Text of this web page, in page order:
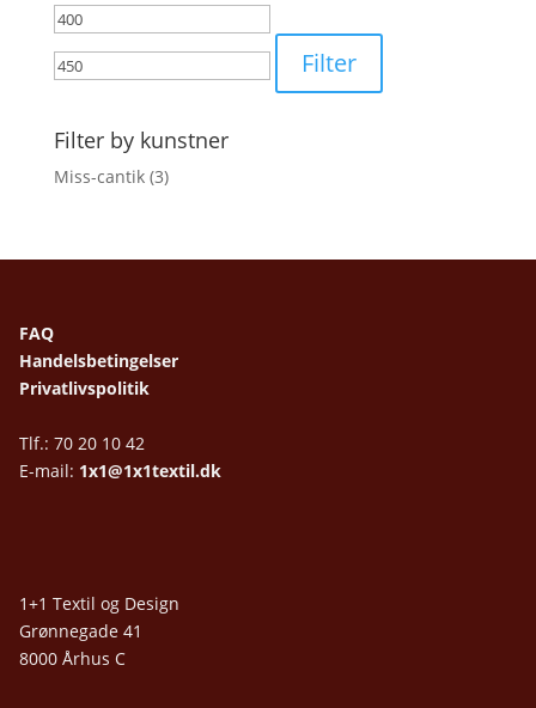
Mindste
pris
Filter
Filter by kunstner
Miss-cantik (3)
FAQ
Handelsbetingelser
Privatlivspolitik
Tlf.: 70 20 10 42
E-mail: 1x1@1x1textil.dk
1+1 Textil og Design
Grønnegade 41
8000 Århus C